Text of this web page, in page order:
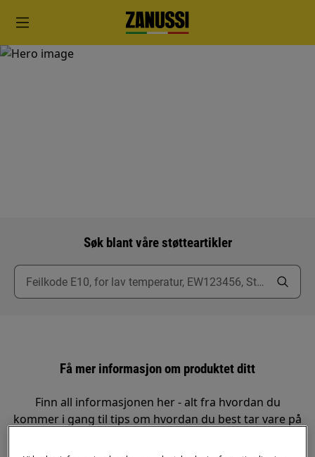
Søk blant våre støtteartikler
Få mer informasjon om produktet ditt
Finn all informasjonen her - alt fra hvordan du
kommer i gang til tips om hvordan du best tar vare på